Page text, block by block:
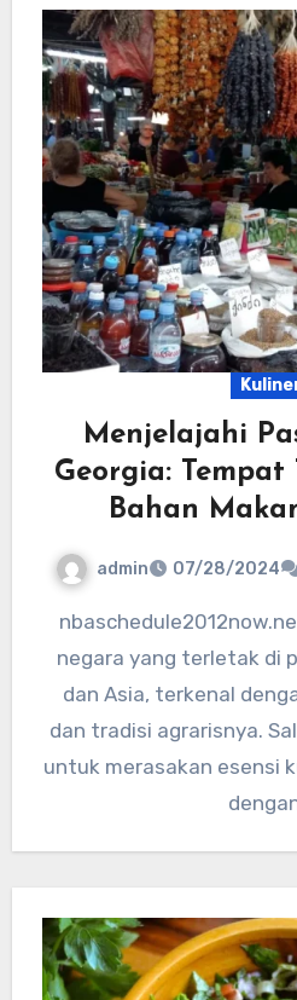
Menjelajahi
Georgia:
Bahan
admin 07/28/2024
nbaschedule2012now.net – Georgia, sebuah
negara yang terletak di
dan Asia, terkenal
dan tradisi agrarisnya.
untuk merasakan esensi